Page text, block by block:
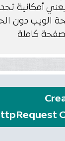
أمكانية
الويب دون
كاملة